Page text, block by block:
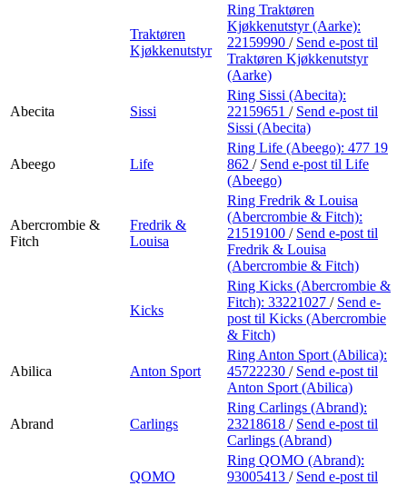
Traktøren
Kjøkkenutstyr
Ring Traktøren
Kjøkkenutstyr (Aarke):
22159990 / Send e-post til
Traktøren Kjøkkenutstyr
(Aarke)
Abecita Sissi
Ring Sissi (Abecita):
22159651 / Send e-post til
Sissi (Abecita)
Abeego Life
Ring Life (Abeego): 477 19
862 / Send e-post til Life
(Abeego)
Abercrombie &
Fitch
Fredrik &
Louisa
Ring Fredrik & Louisa
(Abercrombie & Fitch):
21519100 / Send e-post til
Fredrik & Louisa
(Abercrombie & Fitch)
Kicks
Ring Kicks (Abercrombie &
Fitch): 33221027 / Send e-
post til Kicks (Abercrombie
& Fitch)
Abilica Anton Sport
Ring Anton Sport (Abilica):
45722230 / Send e-post til
Anton Sport (Abilica)
Abrand Carlings
Ring Carlings (Abrand):
23218618 / Send e-post til
Carlings (Abrand)
QOMO
Ring QOMO (Abrand):
93005413 / Send e-post til